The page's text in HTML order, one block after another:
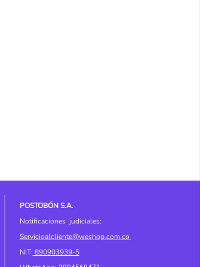
POSTOBÓN S.A.
Notificaciones judiciales:
Servicioalcliente@weshop.com.co
NIT: 890903939-5